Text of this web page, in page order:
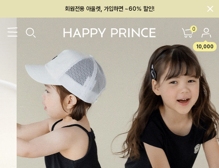
회원전용 아울렛, 가입하면 ~60% 할인!
멤버십 최대 28,000원 혜택 0
10,000
BEST BABY[6~12M] 아우터/상의 하의/레깅스